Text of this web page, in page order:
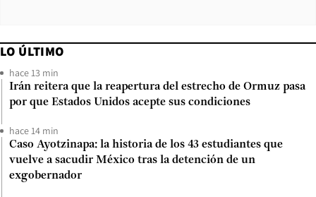
LO ÚLTIMO
hace 13 min
Irán reitera que la reapertura del estrecho de Ormuz pasa
por que Estados Unidos acepte sus condiciones
hace 14 min
Caso Ayotzinapa: la historia de los 43 estudiantes que
vuelve a sacudir México tras la detención de un
exgobernador